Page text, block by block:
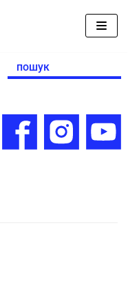
Search
for: